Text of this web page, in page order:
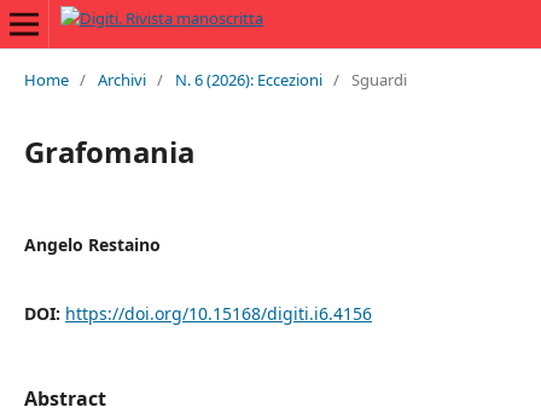
Home / Archivi / N. 6 (2026): Eccezioni / Sguardi
Grafomania
Angelo Restaino
DOI: https://doi.org/10.15168/digiti.i6.4156
Abstract